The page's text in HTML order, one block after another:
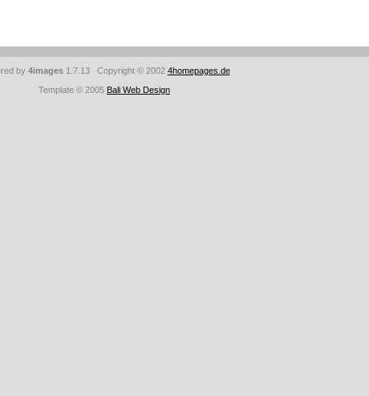
by 4images1.7.13 Copyright © 2002 4homepages.de
Template © 2005 Bali Web Design